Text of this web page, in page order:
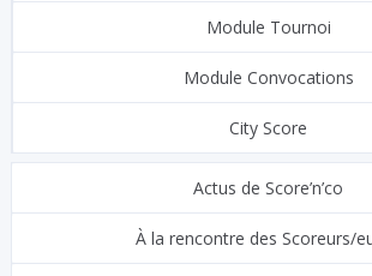
Module Tournoi
Module Convocations
City Score
Actus de Score’n’co
À la rencontre des Scoreurs/